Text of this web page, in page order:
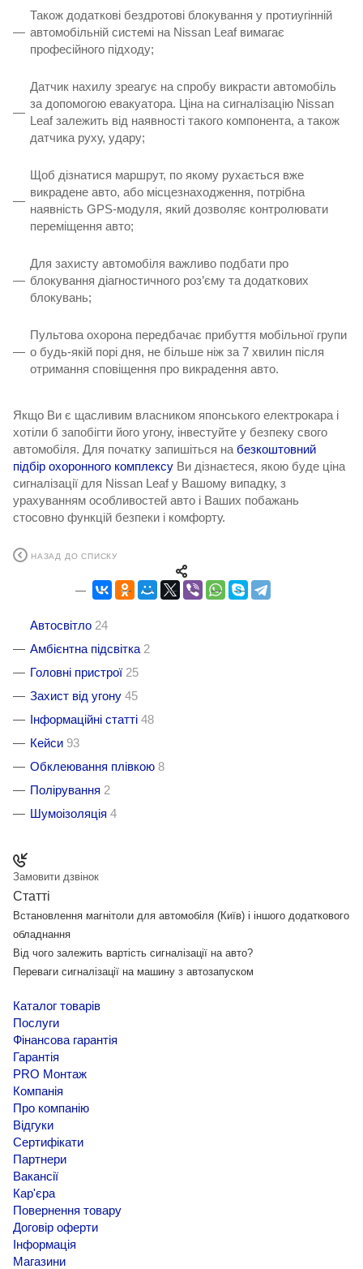
Також додаткові бездротові блокування у протиугінній
автомобільній системі на Nissan Leaf вимагає
професійного підходу;
Датчик нахилу зреагує на спробу викрасти автомобіль
за допомогою евакуатора. Ціна на сигналізацію Nissan
Leaf залежить від наявності такого компонента, а також
датчика руху, удару;
Щоб дізнатися маршрут, по якому рухається вже
викрадене авто, або місцезнаходження, потрібна
наявність GPS-модуля, який дозволяє контролювати
переміщення авто;
Для захисту автомобіля важливо подбати про
блокування діагностичного роз’єму та додаткових
блокувань;
Пультова охорона передбачає прибуття мобільної групи
о будь-якій порі дня, не більше ніж за 7 хвилин після
отримання сповіщення про викрадення авто.
Якщо Ви є щасливим власником японського електрокара і
хотіли б запобігти його угону, інвестуйте у безпеку свого
автомобіля. Для початку запишіться на безкоштовний
підбір охоронного комплексу Ви дізнаєтеся, якою буде ціна
сигналізації для Nissan Leaf у Вашому випадку, з
урахуванням особливостей авто і Ваших побажань
стосовно функцій безпеки і комфорту.
НАЗАД ДО СПИСКУ
Автосвітло 24
Амбієнтна підсвітка 2
Головні пристрої 25
Захист від угону 45
Інформаційні статті 48
Кейси 93
Обклеювання плівкою 8
Полірування 2
Шумоізоляція 4
Замовити дзвінок
Статті
Встановлення магнітоли для автомобіля (Київ) і іншого додаткового
обладнання
Від чого залежить вартість сигналізації на авто?
Переваги сигналізації на машину з автозапуском
Каталог товарів
Послуги
Фінансова гарантія
Гарантія
PRO Монтаж
Компанія
Про компанію
Відгуки
Сертифікати
Партнери
Вакансії
Кар'єра
Повернення товару
Договір оферти
Інформація
Магазини